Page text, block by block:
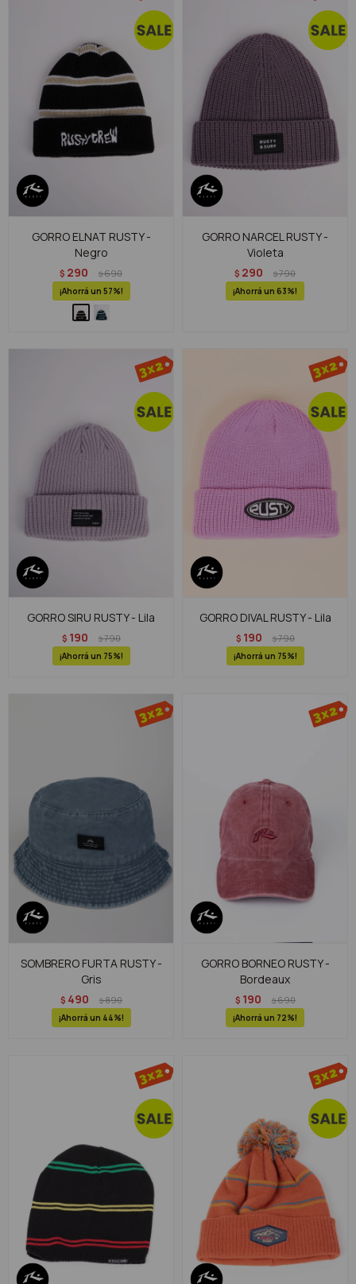
GORRO ELNAT RUSTY -
Negro
$ 290 $690
57
GORRO NARCEL RUSTY -
Violeta
$ 290 $790
63
GORRO SIRU RUSTY - Lila
$ 190 $790
75
GORRO DIVAL RUSTY - Lila
$ 190 $790
75
SOMBRERO FURTA RUSTY -
Gris
$ 490 $890
44
GORRO BORNEO RUSTY -
Bordeaux
$ 190 $690
72